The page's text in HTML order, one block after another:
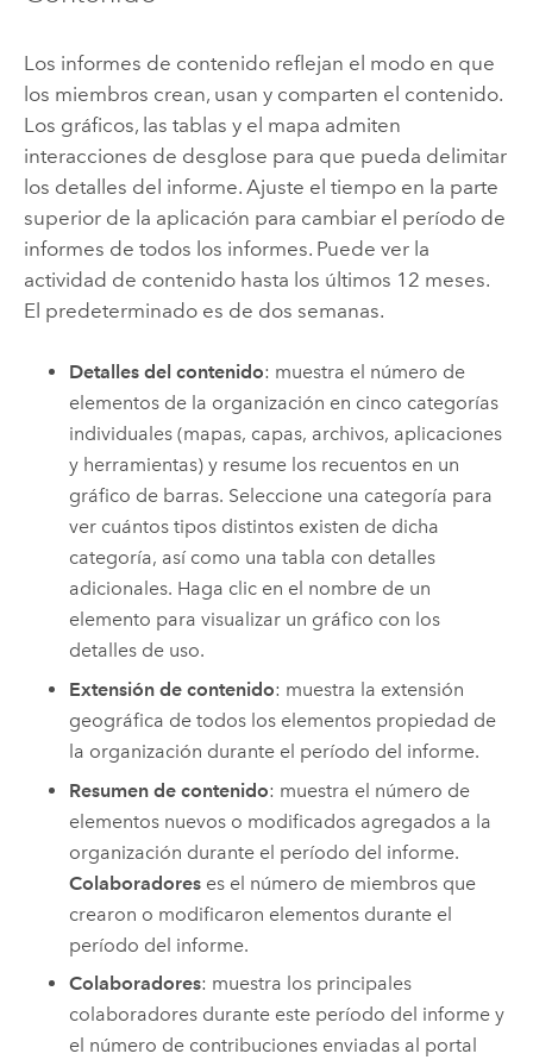
Los informes de contenido reflejan el modo en que
los miembros crean, usan y comparten el contenido.
Los gráficos, las tablas y el mapa admiten
interacciones de desglose para que pueda delimitar
los detalles del informe. Ajuste el tiempo en la parte
superior de la aplicación para cambiar el período de
informes de todos los informes. Puede ver la
actividad de contenido hasta los últimos 12 meses.
El predeterminado es de dos semanas.
Detalles del contenido: muestra el número de
elementos de la organización en cinco categorías
individuales (mapas, capas, archivos, aplicaciones
y herramientas) y resume los recuentos en un
gráfico de barras. Seleccione una categoría para
ver cuántos tipos distintos existen de dicha
categoría, así como una tabla con detalles
adicionales. Haga clic en el nombre de un
elemento para visualizar un gráfico con los
detalles de uso.
Extensión de contenido: muestra la extensión
geográfica de todos los elementos propiedad de
la organización durante el período del informe.
Resumen de contenido: muestra el número de
elementos nuevos o modificados agregados a la
organización durante el período del informe.
Colaboradores es el número de miembros que
crearon o modificaron elementos durante el
período del informe.
Colaboradores: muestra los principales
colaboradores durante este período del informe y
el número de contribuciones enviadas al portal